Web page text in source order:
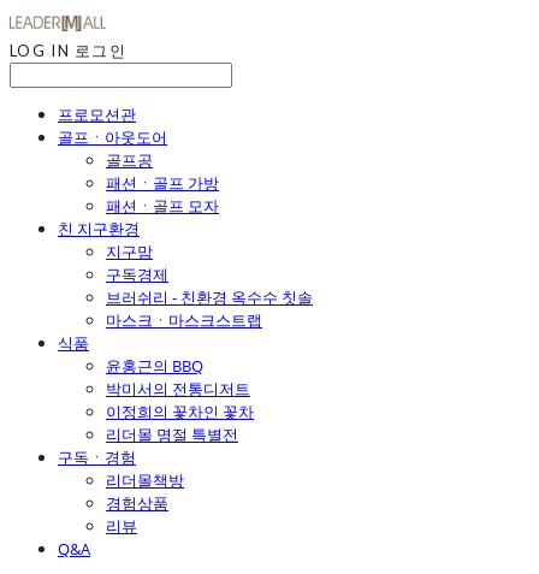
LOG IN 로그인
프로모션관
골프ㆍ아웃도어
골프공
패션ㆍ골프 가방
패션ㆍ골프 모자
친 지구환경
지구맘
구독경제
브러쉬리 - 친환경 옥수수 칫솔
마스크ㆍ마스크스트랩
식품
윤홍근의 BBQ
박미서의 전통디저트
이정희의 꽃차인 꽃차
리더몰 명절 특별전
구독ㆍ경험
리더몰책방
경험상품
리뷰
Q&A